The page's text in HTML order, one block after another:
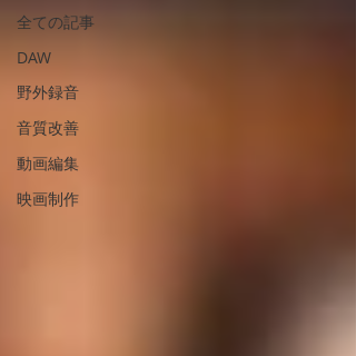
全ての記事
DAW
野外録音
音質改善
動画編集
映画制作